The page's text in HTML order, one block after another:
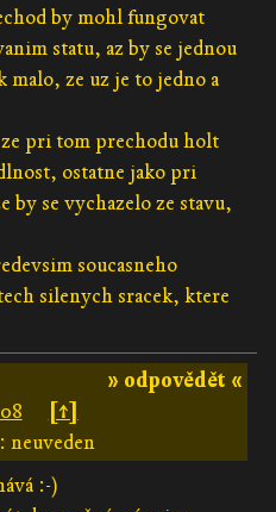
by mohl fungovat
statu, az by se jednou
ze uz je to jedno a
pri tom prechodu holt
ostatne jako pri
by se vychazelo ze stavu,
soucasneho
silenych sracek, ktere
» odpovědět «
[↑]
neuveden
:-)